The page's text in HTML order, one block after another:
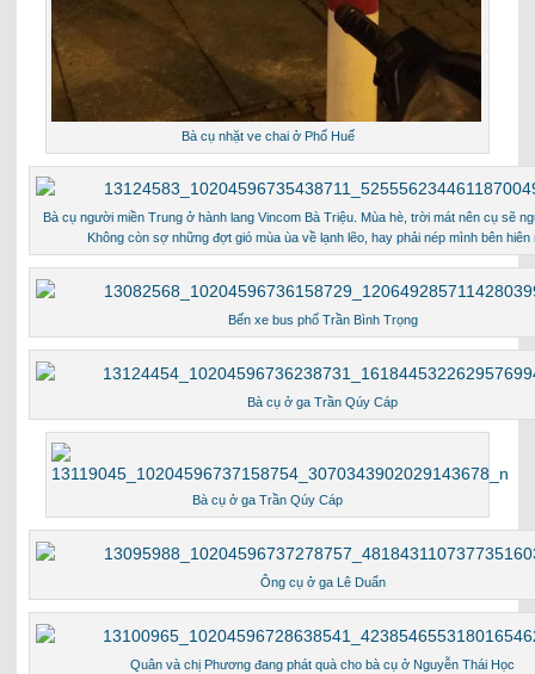
Bà cụ nhặt ve chai ở Phố Huế
Bà cụ người miền Trung ở hành lang Vincom Bà Triệu. Mùa hè, trời mát nên cụ sẽ
Không còn sợ những đợt gió mùa ùa về lạnh lẽo, hay phải nép mình bên hiên
Bến xe bus phố Trần Bình Trọng
Bà cụ ở ga Trần Qúy Cáp
Bà cụ ở ga Trần Qúy Cáp
Ông cụ ở ga Lê Duẩn
Quân và chị Phương đang phát quà cho bà cụ ở Nguyễn Thái Học